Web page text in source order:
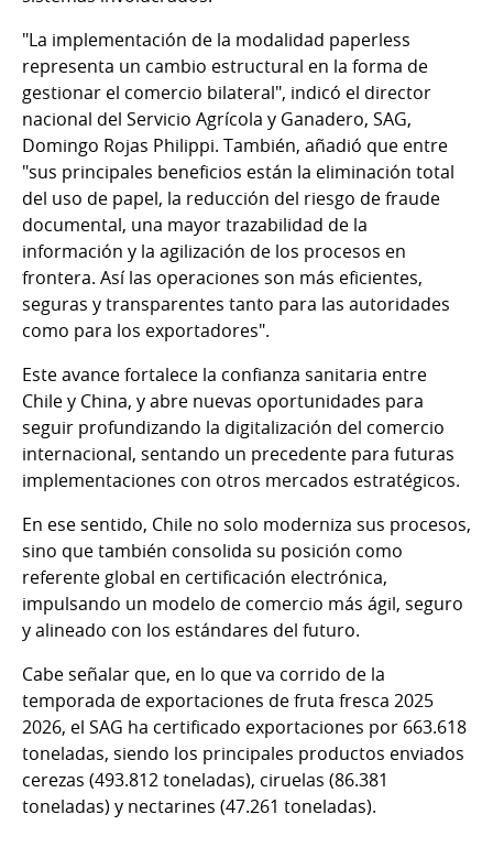
"La implementación de la modalidad paperless
representa un cambio estructural en la forma de
gestionar el comercio bilateral", indicó el director
nacional del Servicio Agrícola y Ganadero, SAG,
Domingo Rojas Philippi. También, añadió que entre
"sus principales beneficios están la eliminación total
del uso de papel, la reducción del riesgo de fraude
documental, una mayor trazabilidad de la
información y la agilización de los procesos en
frontera. Así las operaciones son más eficientes,
seguras y transparentes tanto para las autoridades
como para los exportadores".
Este avance fortalece la confianza sanitaria entre
Chile y China, y abre nuevas oportunidades para
seguir profundizando la digitalización del comercio
internacional, sentando un precedente para futuras
implementaciones con otros mercados estratégicos.
En ese sentido, Chile no solo moderniza sus procesos,
sino que también consolida su posición como
referente global en certificación electrónica,
impulsando un modelo de comercio más ágil, seguro
y alineado con los estándares del futuro.
Cabe señalar que, en lo que va corrido de la
temporada de exportaciones de fruta fresca 2025
2026, el SAG ha certificado exportaciones por 663.618
toneladas, siendo los principales productos enviados
cerezas (493.812 toneladas), ciruelas (86.381
toneladas) y nectarines (47.261 toneladas).